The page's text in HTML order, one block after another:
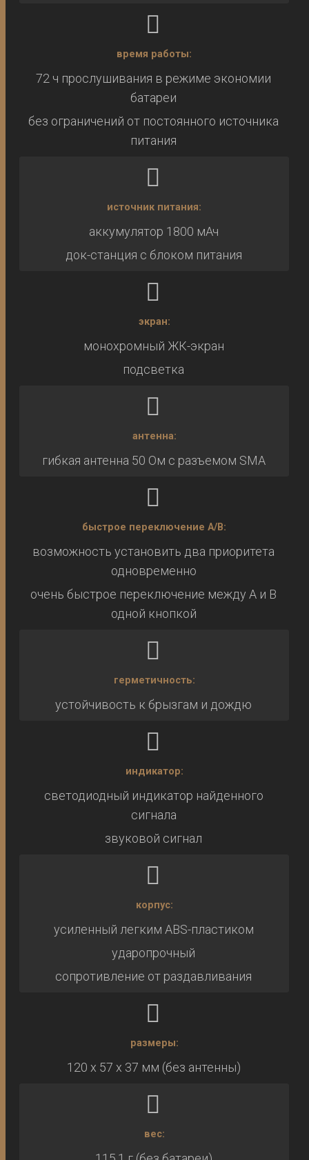
время работы:
72 ч прослушивания в режиме экономии
батареи
без ограничений от постоянного источника
питания
источник питания:
аккумулятор 1800 мАч
док-станция с блоком питания
экран:
монохромный ЖК-экран
подсветка
антенна:
гибкая антенна 50 Ом с разъемом SMA
быстрое переключение A/B:
возможность установить два приоритета
одновременно
очень быстрое переключение между A и B
одной кнопкой
герметичность:
устойчивость к брызгам и дождю
индикатор:
светодиодный индикатор найденного
сигнала
звуковой сигнал
корпус:
усиленный легким ABS-пластиком
ударопрочный
сопротивление от раздавливания
размеры:
120 x 57 x 37 мм (без антенны)
вес: